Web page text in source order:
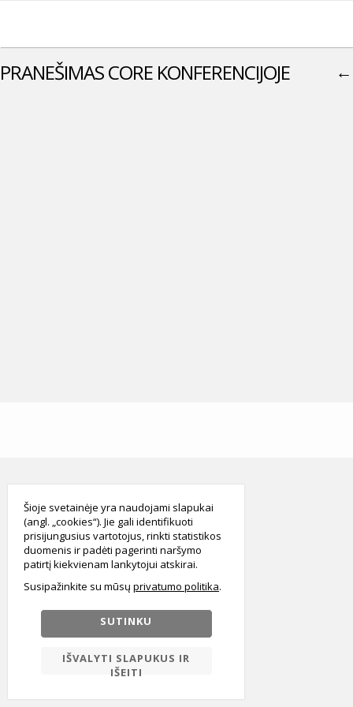
PRANEŠIMAS CORE KONFERENCIJOJE ←
Šioje svetainėje yra naudojami slapukai
(angl. „cookies“). Jie gali identifikuoti
prisijungusius vartotojus, rinkti statistikos
duomenis ir padėti pagerinti naršymo
patirtį kiekvienam lankytojui atskirai.
Susipažinkite su mūsų privatumo politika
SUTINKU
IŠVALYTI SLAPUKUS IR
IŠEITI